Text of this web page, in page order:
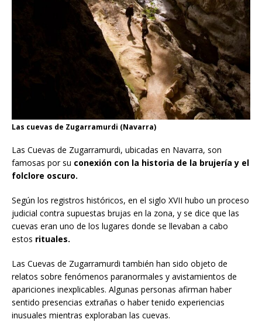
Las cuevas de Zugarramurdi (Navarra)
Las Cuevas de Zugarramurdi, ubicadas en Navarra, son
famosas por su conexión con la historia de la brujería y el
folclore oscuro.
Según los registros históricos, en el siglo XVII hubo un proceso
judicial contra supuestas brujas en la zona, y se dice que las
cuevas eran uno de los lugares donde se llevaban a cabo
estos rituales.
Las Cuevas de Zugarramurdi también han sido objeto de
relatos sobre fenómenos paranormales y avistamientos de
apariciones inexplicables. Algunas personas afirman haber
sentido presencias extrañas o haber tenido experiencias
inusuales mientras exploraban las cuevas.